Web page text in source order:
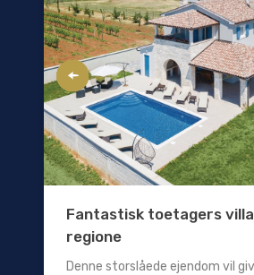
Fantastisk toetagers
regione
Denne storslåede ejendom vil